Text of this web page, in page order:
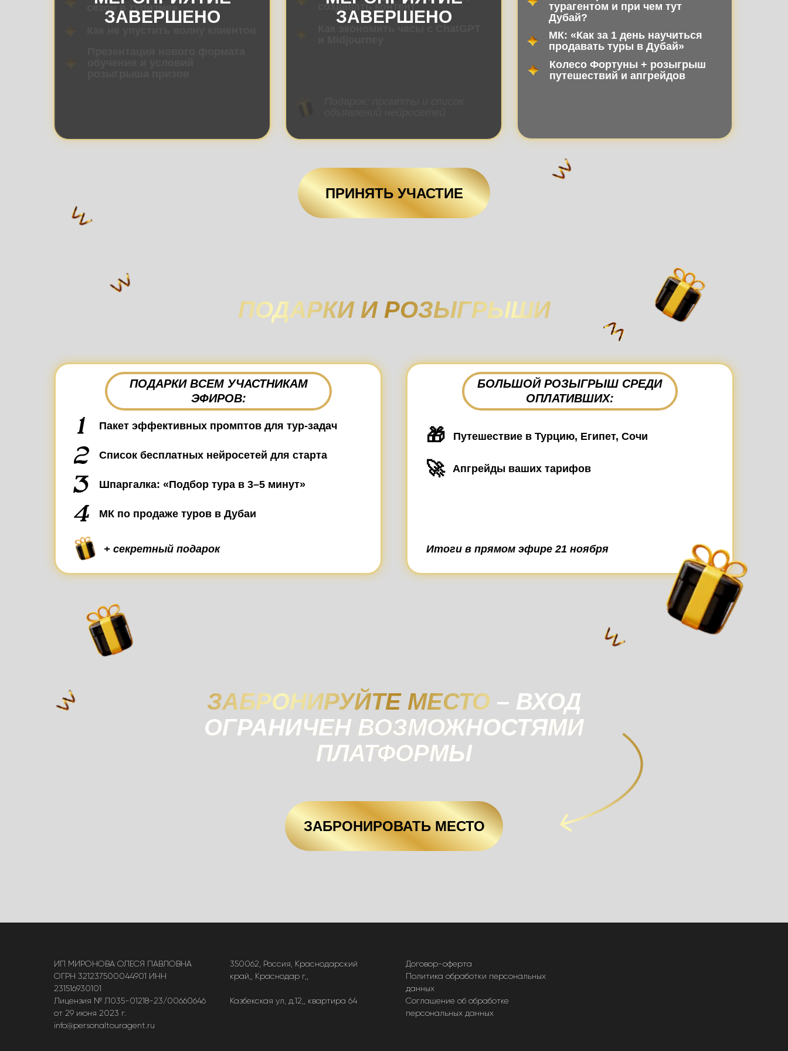
сезон в туризме»
создавать контент
турагентом и при чем тут
Дубай?
МК: «Как за 1 день научиться
продавать туры в Дубай»
Колесо Фортуны + розыгрыш
путешествий и апгрейдов
ЗАВЕРШЕНО
ЗАВЕРШЕНО
ПРИНЯТЬ УЧАСТИЕ
ЗАБРОНИРУЙТЕ МЕСТО – ВХОД
ОГРАНИЧЕН ВОЗМОЖНОСТЯМИ
ПЛАТФОРМЫ
ПОДАРКИ И РОЗЫГРЫШИ
ЗАБРОНИРОВАТЬ МЕСТО
Пакет эффективных промптов для тур‑задач
Список бесплатных нейросетей для старта
Шпаргалка: «Подбор тура в 3–5 минут»
МК по продаже туров в Дубаи
+ секретный подарок
ПОДАРКИ ВСЕМ УЧАСТНИКАМ
ЭФИРОВ:
Путешествие в Турцию, Египет, Сочи
🎁
Апгрейды ваших тарифов
🚀
Итоги в прямом эфире 21 ноября
БОЛЬШОЙ РОЗЫГРЫШ СРЕДИ
ОПЛАТИВШИХ:
ИП МИРОНОВА ОЛЕСЯ ПАВЛОВНА
ОГРН 321237500044901 ИНН
231516930101
Лицензия № Л035-01218-23/00660646
от 29 июня 2023 г.
info@personaltouragent.ru
350062, Россия, Краснодарский
край,, Краснодар г,,
Казбекская ул, д.12,, квартира 64
Договор-оферта
Политика обработки персональных
данных
Соглашение об обработке
персональных данных